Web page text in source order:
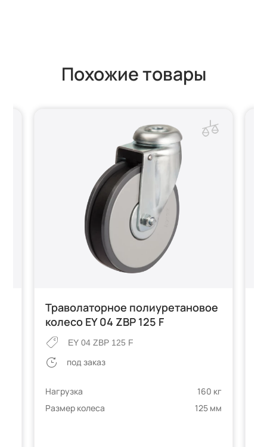
Похожие товары
Траволаторное полиуретановое
колесо EY 04 ZBP 125 F
EY 04 ZBP 125 F
под заказ
Нагрузка
160 кг
Размер колеса
125 мм